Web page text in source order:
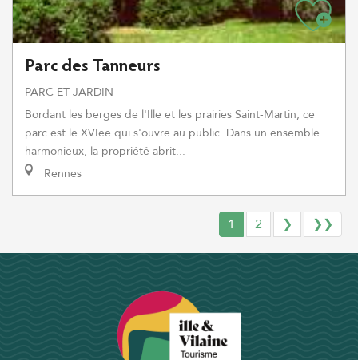
Parc des Tanneurs
PARC ET JARDIN
Bordant les berges de l'Ille et les prairies Saint-Martin, ce
parc est le XVIee qui s'ouvre au public. Dans un ensemble
harmonieux, la propriété abrit...
Rennes
1 2 ❯ ❯❯